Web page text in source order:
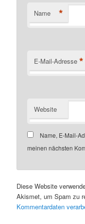
Name *
E-Mail-Adresse *
Website
Name, E-Mail-
meinen nächsten
Diese Website
Akismet, um Spam zu
Kommentardaten